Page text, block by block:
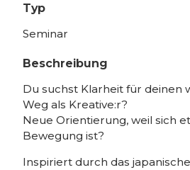
Typ
Seminar
Beschreibung
Du suchst Klarheit für deinen
Weg als Kreative:r?
Neue Orientierung, weil sich
Bewegung ist?
Inspiriert durch das